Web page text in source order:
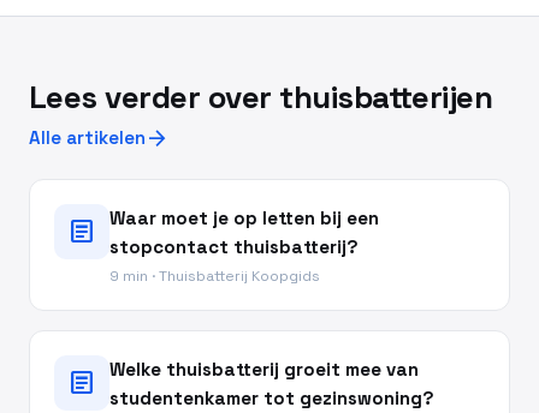
Lees verder over thuisbatterijen
Alle artikelen arrow_forward
article
Waar moet je op letten bij een
stopcontact thuisbatterij?
9 min · Thuisbatterij Koopgids
article
Welke thuisbatterij groeit mee van
studentenkamer tot gezinswoning?